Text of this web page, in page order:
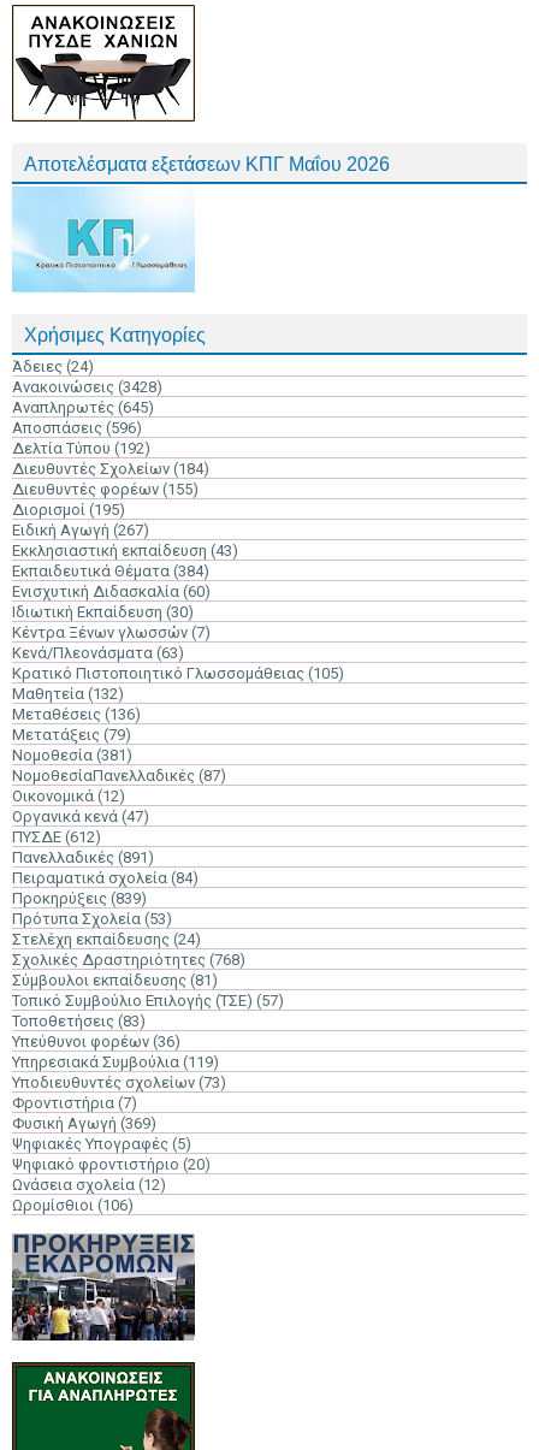
Αποτελέσματα εξετάσεων ΚΠΓ Μαΐου 2026
Χρήσιμες Κατηγορίες
Άδειες (24)
Ανακοινώσεις (3428)
Αναπληρωτές (645)
Αποσπάσεις (596)
Δελτία Τύπου (192)
Διευθυντές Σχολείων (184)
Διευθυντές φορέων (155)
Διορισμοί (195)
Ειδική Αγωγή (267)
Εκκλησιαστική εκπαίδευση (43)
Εκπαιδευτικά Θέματα (384)
Ενισχυτική Διδασκαλία (60)
Ιδιωτική Εκπαίδευση (30)
Κέντρα Ξένων γλωσσών (7)
Κενά/Πλεονάσματα (63)
Κρατικό Πιστοποιητικό Γλωσσομάθειας (105)
Μαθητεία (132)
Μεταθέσεις (136)
Μετατάξεις (79)
Νομοθεσία (381)
ΝομοθεσίαΠανελλαδικές (87)
Οικονομικά (12)
Οργανικά κενά (47)
ΠΥΣΔΕ (612)
Πανελλαδικές (891)
Πειραματικά σχολεία (84)
Προκηρύξεις (839)
Πρότυπα Σχολεία (53)
Στελέχη εκπαίδευσης (24)
Σχολικές Δραστηριότητες (768)
Σύμβουλοι εκπαίδευσης (81)
Τοπικό Συμβούλιο Επιλογής (ΤΣΕ) (57)
Τοποθετήσεις (83)
Υπεύθυνοι φορέων (36)
Υπηρεσιακά Συμβούλια (119)
Υποδιευθυντές σχολείων (73)
Φροντιστήρια (7)
Φυσική Αγωγή (369)
Ψηφιακές Υπογραφές (5)
Ψηφιακό φροντιστήριο (20)
Ωνάσεια σχολεία (12)
Ωρομίσθιοι (106)